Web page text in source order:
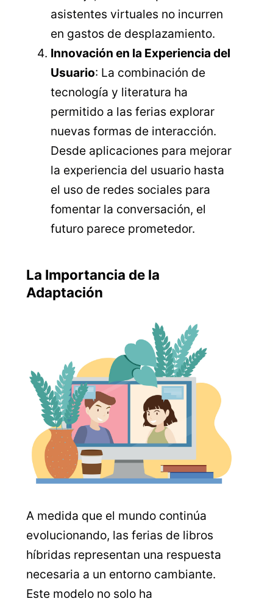
asistentes virtuales no incurren
en gastos de desplazamiento.
Innovación en la Experiencia del
Usuario: La combinación de
tecnología y literatura ha
permitido a las ferias explorar
nuevas formas de interacción.
Desde aplicaciones para mejorar
la experiencia del usuario hasta
el uso de redes sociales para
fomentar la conversación, el
futuro parece prometedor.
La Importancia de la
Adaptación
A medida que el mundo continúa
evolucionando, las ferias de libros
híbridas representan una respuesta
necesaria a un entorno cambiante.
Este modelo no solo ha